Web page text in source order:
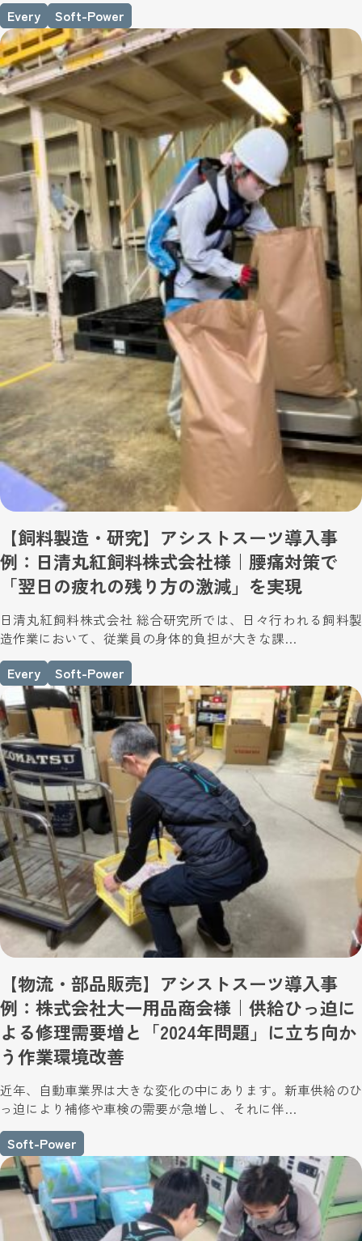
Every Soft-Power
【飼料製造・研究】アシストスーツ導入事
例：日清丸紅飼料株式会社様｜腰痛対策で
「翌日の疲れの残り方の激減」を実現
日清丸紅飼料株式会社 総合研究所では、日々行われる飼料製
造作業において、従業員の身体的負担が大きな課…
Every Soft-Power
【物流・部品販売】アシストスーツ導入事
例：株式会社大一用品商会様｜供給ひっ迫に
よる修理需要増と「2024年問題」に立ち向か
う作業環境改善
近年、自動車業界は大きな変化の中にあります。新車供給のひ
っ迫により補修や車検の需要が急増し、それに伴…
Soft-Power